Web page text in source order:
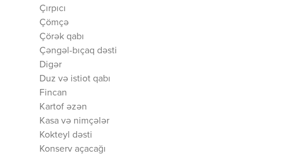
Çırpıcı
Çömçə
Çörək qabı
Çəngəl-bıçaq dəsti
Digər
Duz və istiot qabı
Fincan
Kartof əzən
Kasa və nimçələr
Kokteyl dəsti
Konserv açacağı